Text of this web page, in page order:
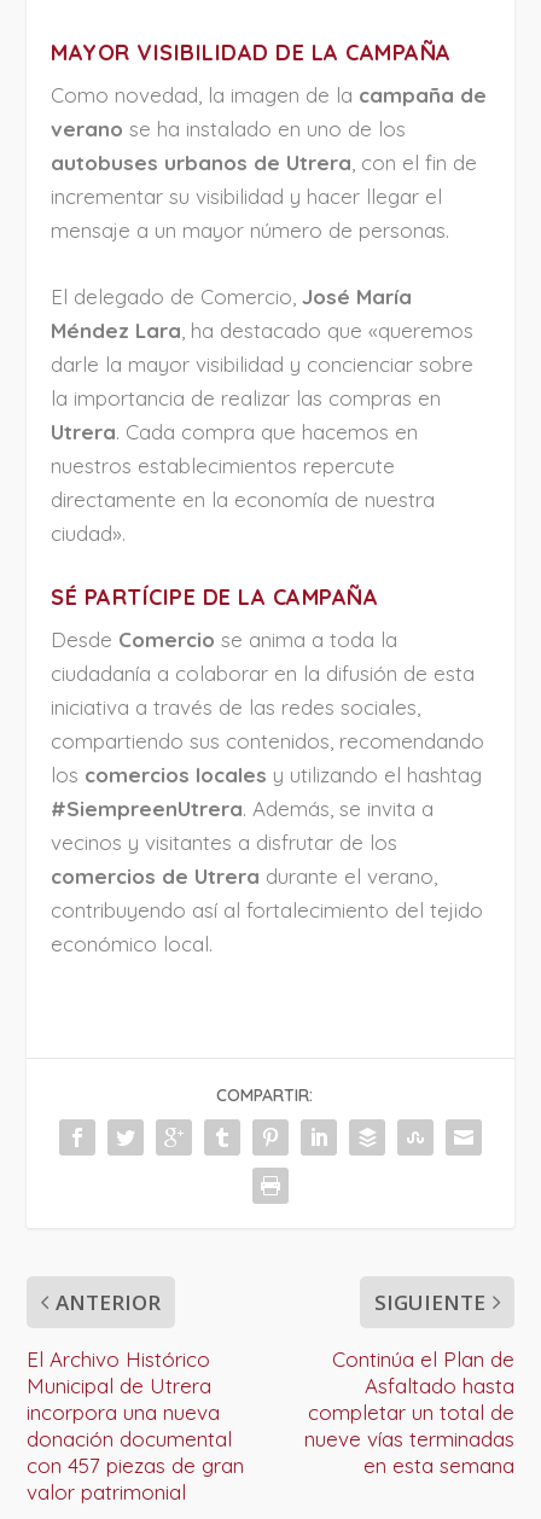
MAYOR VISIBILIDAD DE LA CAMPAÑA
Como novedad, la imagen de la campaña de
verano se ha instalado en uno de los
autobuses urbanos de Utrera , con el fin de
incrementar su visibilidad y hacer llegar el
mensaje a un mayor número de personas.
El delegado de Comercio,José María
Méndez Lara , ha destacado que «queremos
darle la mayor visibilidad y concienciar sobre
la importancia de realizar las compras en
Utrera. Cada compra que hacemos en
nuestros establecimientos repercute
directamente en la economía de nuestra
ciudad».
SÉ PARTÍCIPE DE LA CAMPAÑA
Desde Comercio se anima a toda la
ciudadanía a colaborar en la difusión de esta
iniciativa a través de las redes sociales,
compartiendo sus contenidos, recomendando
los comercios locales y utilizando el hashtag
#SiempreenUtrera. Además, se invita a
vecinos y visitantes a disfrutar de los
comercios de Utrera durante el verano,
contribuyendo así al fortalecimiento del tejido
económico local.
COMPARTIR:
ANTERIOR
El Archivo Histórico
Municipal de Utrera
incorpora una nueva
donación documental
con 457 piezas de gran
valor patrimonial
SIGUIENTE
Continúa el Plan de
Asfaltado hasta
completar un total de
nueve vías terminadas
en esta semana